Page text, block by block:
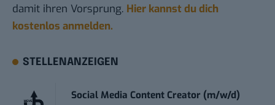
damit ihren Vorsprung. Hier kannst du dich
kostenlos anmelden.
STELLENANZEIGEN
Social Media Content Creator (m/w/d)